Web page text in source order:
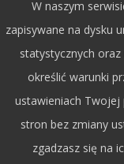
9
Nieustająco co
W naszym
zapisywane na dysku
statystycznych
określić warunki
ustawieniach Twojej
stron bez zmiany
zgadzasz się na